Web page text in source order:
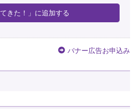
てきた！」に追加する
バナー広告お申込み